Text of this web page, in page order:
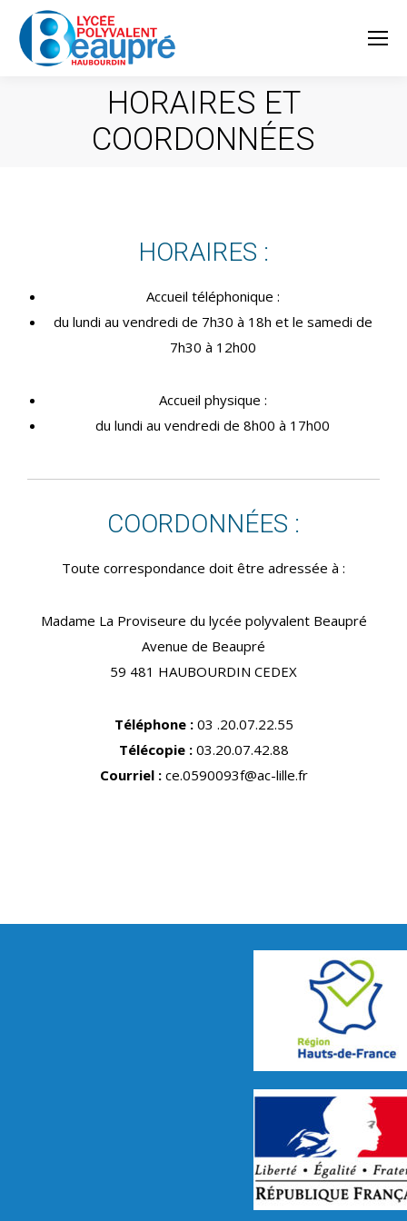
HORAIRES ET
COORDONNÉES
HORAIRES :
Accueil téléphonique :
du lundi au vendredi de 7h30 à 18h et le samedi de
7h30 à 12h00
Accueil physique :
du lundi au vendredi de 8h00 à 17h00
COORDONNÉES :
Toute correspondance doit être adressée à :
Madame La Proviseure du lycée polyvalent Beaupré
Avenue de Beaupré
59 481 HAUBOURDIN CEDEX
Téléphone :03 .20.07.22.55
Télécopie :03.20.07.42.88
Courriel :ce.0590093f@ac-lille.fr